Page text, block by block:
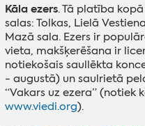
Kāla ezers. Tā platība
salas: Tolkas, Lielā
Mazā sala. Ezers ir
vieta, makšķerēšana ir
notiekošais saullēkta
- augustā) un saulrietā
“Vakars uz ezera” (notiek
www.viedi.org).